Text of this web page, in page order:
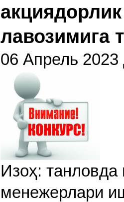
лавозимига
06 Апрель 2023
Изоҳ:
менежерлари